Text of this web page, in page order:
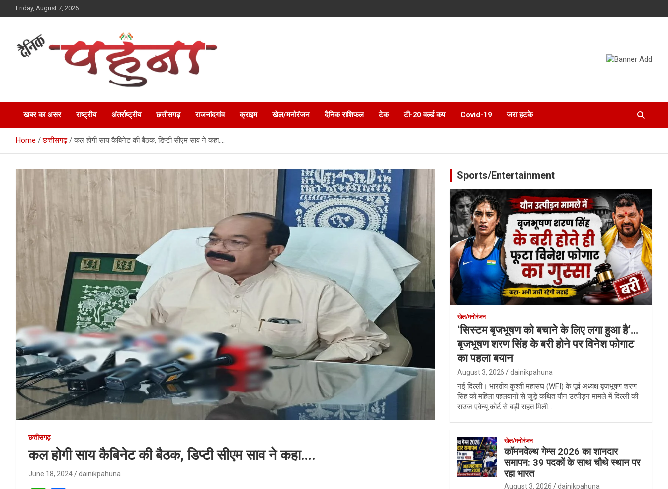
to
Friday, August 7, 2026
Dainik Pahuna
खबर का असर राष्ट्रीय अंतर्राष्ट्रीय छत्तीसगढ़ राजनांदगांव क्राइम खेल/मनोरंजन दैनिक राशिफल टेक टी-20 वर्ल्ड कप Covid-19 जरा हटके
Home छत्तीसगढ़ कल होगी साय कैबिनेट की बैठक, डिप्टी सीएम साव ने कहा….
छत्तीसगढ़
कल होगी साय कैबिनेट की बैठक, डिप्टी सीएम साव ने कहा….
June 18, 2024 dainikpahuna
Sports/Entertainment
खेल/मनोरंजन
‘सिस्टम बृजभूषण को बचाने के लिए लगा हुआ है’…
बृजभूषण शरण सिंह के बरी होने पर विनेश फोगाट
का पहला बयान
August 3, 2026 dainikpahuna
नई दिल्ली। भारतीय कुश्ती महासंघ (WFI) के पूर्व अध्यक्ष बृजभूषण शरण
सिंह को महिला पहलवानों से जुड़े कथित यौन उत्पीड़न मामले में दिल्ली की
राउज एवेन्यू कोर्ट से बड़ी राहत मिली…
खेल/मनोरंजन
कॉमनवेल्थ गेम्स 2026 का शानदार
समापन: 39 पदकों के साथ चौथे स्थान पर
रहा भारत
August 3, 2026 dainikpahuna